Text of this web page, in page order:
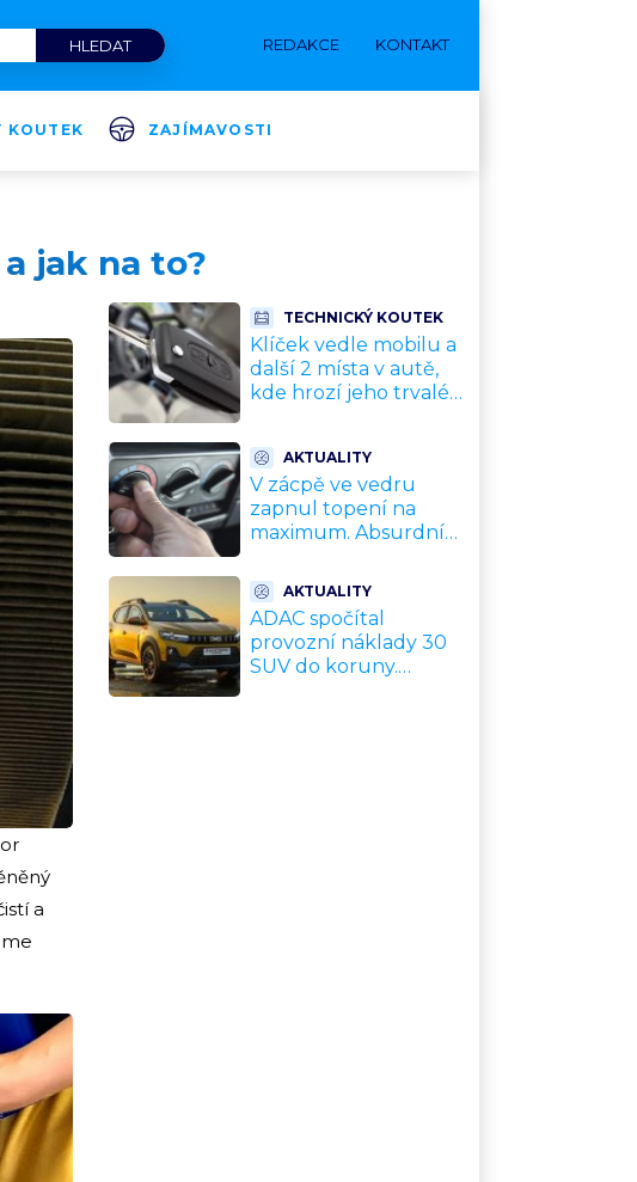
REDAKCE KONTAKT
KOUTEK ZAJÍMAVOSTI
jak na to?
a
TECHNICKÝ KOUTEK
Klíček vedle mobilu a
další 2 místa v autě,
kde hrozí jeho trvalé
AKTUALITY
V zácpě ve vedru
zapnul topení na
maximum. Absurdní
před opravou za
desítky tisíc
AKTUALITY
ADAC spočítal
provozní náklady 30
SUV do koruny.